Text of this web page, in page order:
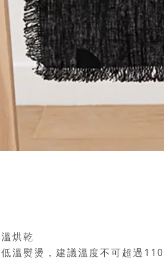
烘乾
溫熨燙，建議溫度不可超過